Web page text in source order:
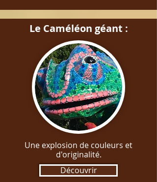
Le Caméléon géant :
Une explosion de couleurs et
d'originalité.
Découvrir